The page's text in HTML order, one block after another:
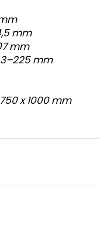
mm
mm
mm
x 1000 mm